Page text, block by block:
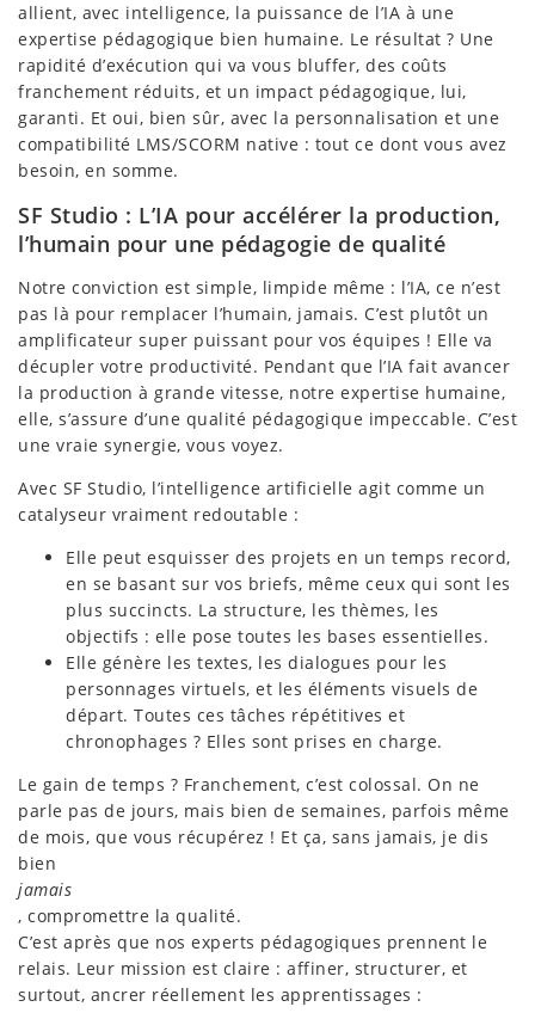
allient, avec intelligence, la puissance de l’IA à une
expertise pédagogique bien humaine. Le résultat ? Une
rapidité d’exécution qui va vous bluffer, des coûts
franchement réduits, et un impact pédagogique, lui,
garanti. Et oui, bien sûr, avec la personnalisation et une
compatibilité LMS/SCORM native : tout ce dont vous avez
besoin, en somme.
SF Studio : L’IA pour accélérer la production,
l’humain pour une pédagogie de qualité
Notre conviction est simple, limpide même : l’IA, ce n’est
pas là pour remplacer l’humain, jamais. C’est plutôt un
amplificateur super puissant pour vos équipes ! Elle va
décupler votre productivité. Pendant que l’IA fait avancer
la production à grande vitesse, notre expertise humaine,
elle, s’assure d’une qualité pédagogique impeccable. C’est
une vraie synergie, vous voyez.
Avec SF Studio, l’intelligence artificielle agit comme un
catalyseur vraiment redoutable :
Elle peut esquisser des projets en un temps record,
en se basant sur vos briefs, même ceux qui sont les
plus succincts. La structure, les thèmes, les
objectifs : elle pose toutes les bases essentielles.
Elle génère les textes, les dialogues pour les
personnages virtuels, et les éléments visuels de
départ. Toutes ces tâches répétitives et
chronophages ? Elles sont prises en charge.
Le gain de temps ? Franchement, c’est colossal. On ne
parle pas de jours, mais bien de semaines, parfois même
de mois, que vous récupérez ! Et ça, sans jamais, je dis
bien
jamais
, compromettre la qualité.
C’est après que nos experts pédagogiques prennent le
relais. Leur mission est claire : affiner, structurer, et
surtout, ancrer réellement les apprentissages :